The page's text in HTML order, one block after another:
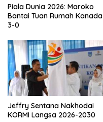
Piala Dunia 2026: Maroko
Bantai Tuan Rumah Kanada
3-0
Jeffry Sentana Nakhodai
KORMI Langsa 2026-2030